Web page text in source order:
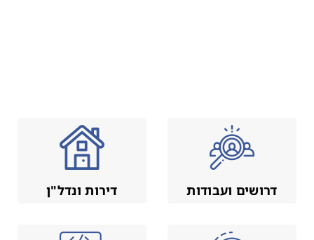
דירות ונדל"ן דרושים ועבודות